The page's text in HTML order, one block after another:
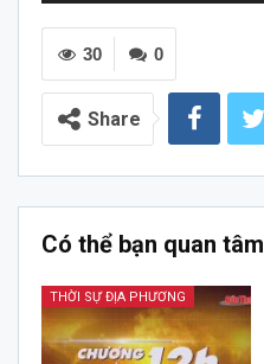
0
30
Share
Có thể bạn quan tâm
THỜI SỰ ĐỊA PHƯƠNG